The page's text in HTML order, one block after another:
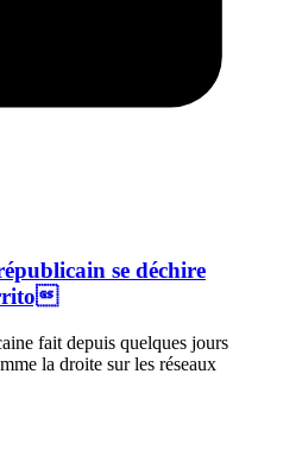
se déchire
fait depuis quelques jours
la droite sur les réseaux